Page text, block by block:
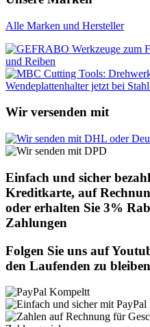
Alle Marken und Hersteller
Wir versenden mit
Einfach und sicher
Kreditkarte, auf
oder erhalten Sie 3%
Zahlungen
Folgen Sie uns auf
den Laufenden zu bleiben